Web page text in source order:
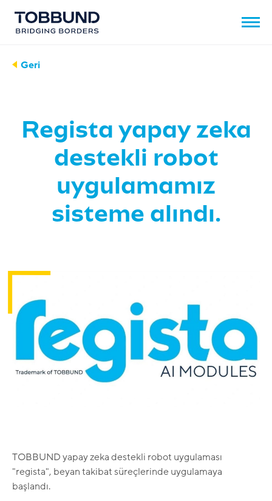
Geri
Regista yapay zeka
destekli robot
uygulamamız
sisteme alındı.
TOBBUND yapay zeka destekli robot uygulaması
"regista", beyan takibat süreçlerinde uygulamaya
başlandı.